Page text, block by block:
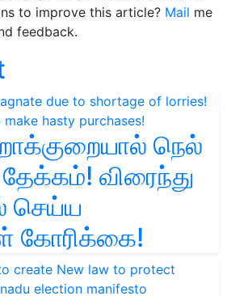
to improve this article? Mail me
feedback.
நெல்
விரைந்து
செய்ய
கோரிக்கை!